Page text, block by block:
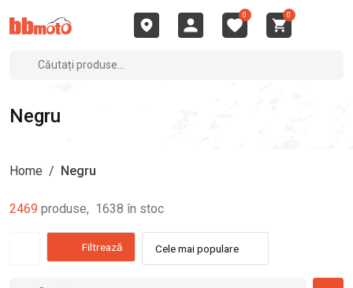
0 0
Negru
Home / Negru
2469 produse, 1638 în stoc
Filtrează Cele mai populare